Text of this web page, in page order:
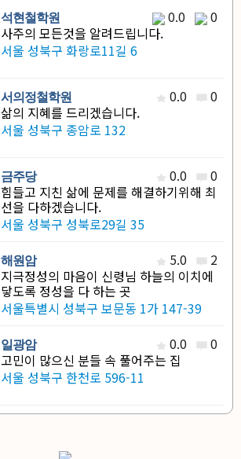
석현철학원 0.0
0
사주의 모든것을 알려드립니다.
서울 성북구 화랑로11길 6
서의정철학원 0.0
0
삶의 지혜를 드리겠습니다.
서울 성북구 종암로 132
금주당 0.0
0
힘들고 지친 삶에 문제를 해결하기위해 최
선을 다하겠습니다.
서울 성북구 성북로29길 35
해원암 5.0
2
지극정성의 마음이 신령님 하늘의 이치에
닿도록 정성을 다 하는 곳
서울특별시 성북구 보문동 1가 147-39
일광암 0.0
0
고민이 많으신 분들 속 풀어주는 집
서울 성북구 한천로 596-11